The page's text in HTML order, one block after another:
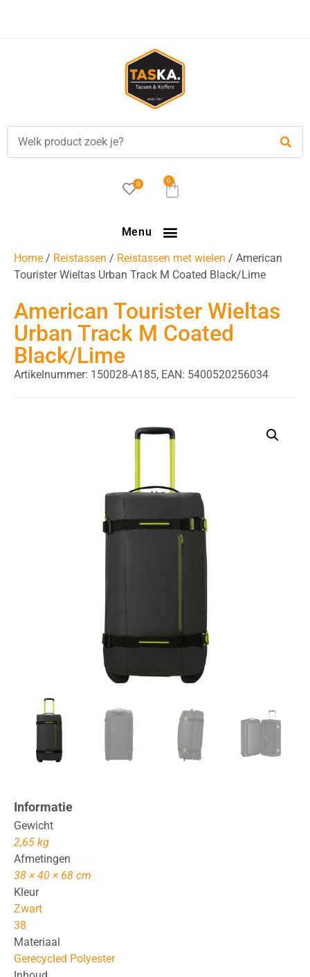
besteld, is vandaag verzonden!
0 0
Menu
Home / Reistassen / Reistassen met wielen / American
Tourister Wieltas Urban Track M Coated Black/Lime
American Tourister Wieltas
Urban Track M Coated
Black/Lime
Artikelnummer: 150028-A185, EAN: 5400520256034
Informatie
Gewicht
2,65 kg
Afmetingen
38 × 40 × 68 cm
Kleur
Zwart
38
Materiaal
Gerecycled Polyester